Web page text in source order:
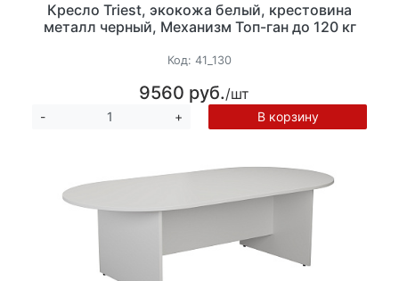
Кресло Triest, экокожа белый, крестовина
металл черный, Механизм Топ-ган до 120 кг
Код: 41_130
9560 руб./шт
- + В корзину